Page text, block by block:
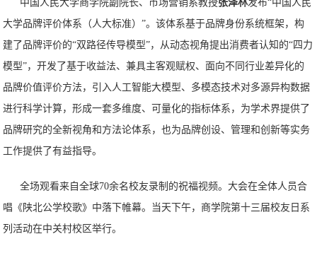
中国人民大学商学院副院长、市场营销系教授张泽林发布“中国人民
大学品牌评价体系（人大标准）”。该体系基于品牌身份系统框架，构
建了品牌评价的“双路径传导模型”，从动态视角提出消费者认知的“四力
模型”，开发了基于收益法、兼具主客观赋权、面向不同行业差异化的
品牌价值评价方法，引入人工智能大模型、多模态技术对多源异构数据
进行科学计算，形成一套多维度、可量化的指标体系，为学术界提供了
品牌研究的全新视角和方法论体系，也为品牌创设、管理和创新等实务
工作提供了有益指导。
全场观看来自全球70余名校友录制的祝福视频。大会在全体人员合
唱《陕北公学校歌》中落下帷幕。
当天下午，商学院第十三届校友日系
列活动在中关村校区举行。